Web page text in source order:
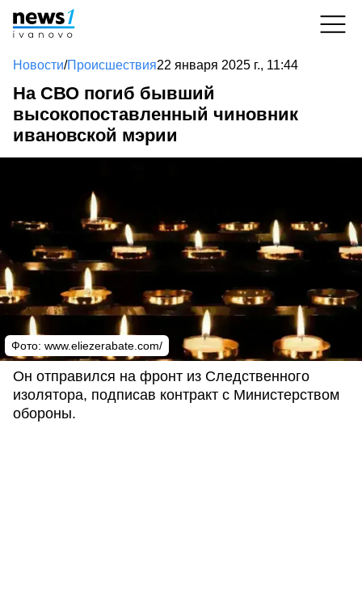
Новости/Происшествия22 января 2025 г., 11:44
На СВО погиб бывший
высокопоставленный чиновник
ивановской мэрии
Фото: www.eliezerabate.com/
Он отправился на фронт из Следственного
изолятора, подписав контракт с Министерством
обороны.